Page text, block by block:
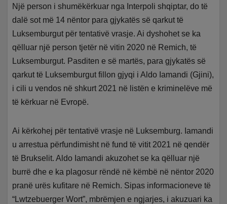
Një person i shumëkërkuar nga Interpoli shqiptar, do të
dalë sot më 14 nëntor para gjykatës së qarkut të
Luksemburgut për tentativë vrasje. Ai dyshohet se ka
qëlluar një person tjetër në vitin 2020 në Remich, të
Luksemburgut. Pasditen e së martës, para gjykatës së
qarkut të Luksemburgut fillon gjyqi i Aldo Iamandi (Gjini),
i cili u vendos në shkurt 2021 në listën e kriminelëve më
të kërkuar në Evropë.
Ai kërkohej për tentativë vrasje në Luksemburg. Iamandi
u arrestua përfundimisht në fund të vitit 2021 në qendër
të Brukselit. Aldo Iamandi akuzohet se ka qëlluar një
burrë dhe e ka plagosur rëndë në këmbë në nëntor 2020
pranë urës kufitare në Remich. Sipas informacioneve të
“Lwtzebuerger Wort”, mbrëmjen e ngjarjes, i akuzuari ka